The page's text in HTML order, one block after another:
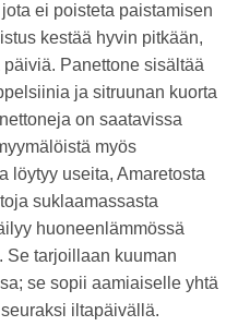
ei poisteta paistamisen
kestää hyvin pitkään,
Panettone sisältää
ja sitruunan kuorta
on saatavissa
myös
löytyy useita, Amaretosta
suklaamassasta
huoneenlämmössä
Se tarjoillaan kuuman
se sopii aamiaiselle yhtä
iltapäivällä.